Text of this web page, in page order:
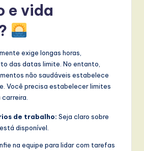
e vida
exige longas horas,
das datas limite. No entanto,
não saudáveis estabelece
Você precisa estabelecer limites
de trabalho: Seja claro sobre
disponível.
na equipe para lidar com tarefas